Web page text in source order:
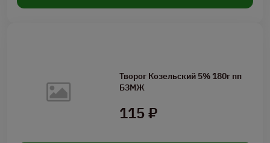
Творог Козельский 5% 180г пп
БЗМЖ
115 ₽